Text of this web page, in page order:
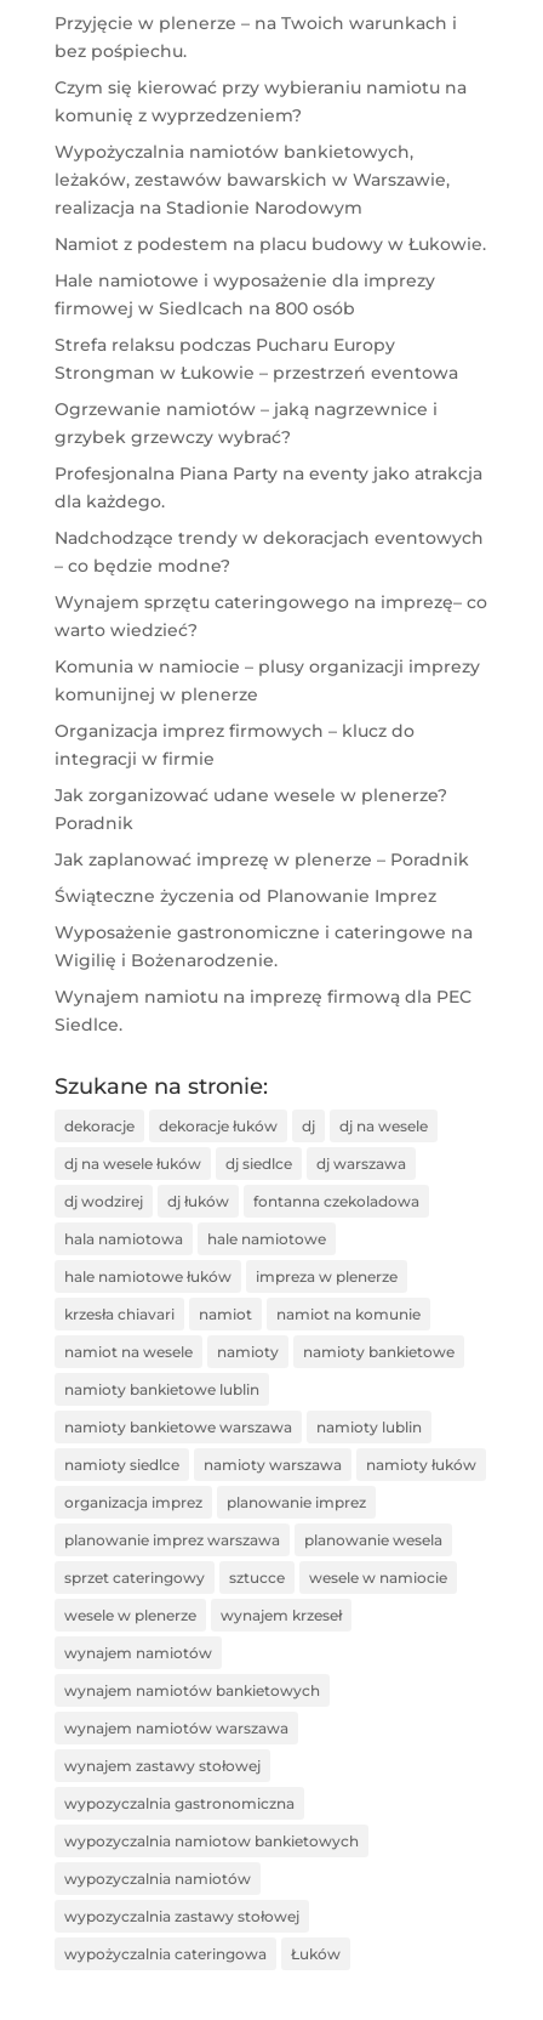
Przyjęcie w plenerze – na Twoich warunkach i
bez pośpiechu.
Czym się kierować przy wybieraniu namiotu na
komunię z wyprzedzeniem?
Wypożyczalnia namiotów bankietowych,
leżaków, zestawów bawarskich w Warszawie,
realizacja na Stadionie Narodowym
Namiot z podestem na placu budowy w Łukowie.
Hale namiotowe i wyposażenie dla imprezy
firmowej w Siedlcach na 800 osób
Strefa relaksu podczas Pucharu Europy
Strongman w Łukowie – przestrzeń eventowa
Ogrzewanie namiotów – jaką nagrzewnice i
grzybek grzewczy wybrać?
Profesjonalna Piana Party na eventy jako atrakcja
dla każdego.
Nadchodzące trendy w dekoracjach eventowych
– co będzie modne?
Wynajem sprzętu cateringowego na imprezę– co
warto wiedzieć?
Komunia w namiocie – plusy organizacji imprezy
komunijnej w plenerze
Organizacja imprez firmowych – klucz do
integracji w firmie
Jak zorganizować udane wesele w plenerze?
Poradnik
Jak zaplanować imprezę w plenerze – Poradnik
Świąteczne życzenia od Planowanie Imprez
Wyposażenie gastronomiczne i cateringowe na
Wigilię i Bożenarodzenie.
Wynajem namiotu na imprezę firmową dla PEC
Siedlce.
Szukane na stronie:
dekoracje dekoracje łuków dj dj na wesele
dj na wesele łuków dj siedlce dj warszawa
dj wodzirej dj łuków fontanna czekoladowa
hala namiotowa hale namiotowe
hale namiotowe łuków impreza w plenerze
krzesła chiavari namiot namiot na komunie
namiot na wesele namioty namioty bankietowe
namioty bankietowe lublin
namioty bankietowe warszawa namioty lublin
namioty siedlce namioty warszawa namioty łuków
organizacja imprez planowanie imprez
planowanie imprez warszawa planowanie wesela
sprzet cateringowy sztucce wesele w namiocie
wesele w plenerze wynajem krzeseł
wynajem namiotów
wynajem namiotów bankietowych
wynajem namiotów warszawa
wynajem zastawy stołowej
wypozyczalnia gastronomiczna
wypozyczalnia namiotow bankietowych
wypozyczalnia namiotów
wypozyczalnia zastawy stołowej
wypożyczalnia cateringowa Łuków